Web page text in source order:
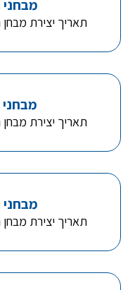
מבחני
תאריך יצירת מבחן
מבחני
תאריך יצירת מבחן
מבחני
תאריך יצירת מבחן